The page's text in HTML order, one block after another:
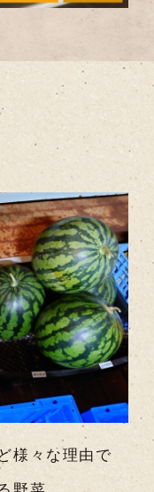
様々な理由で